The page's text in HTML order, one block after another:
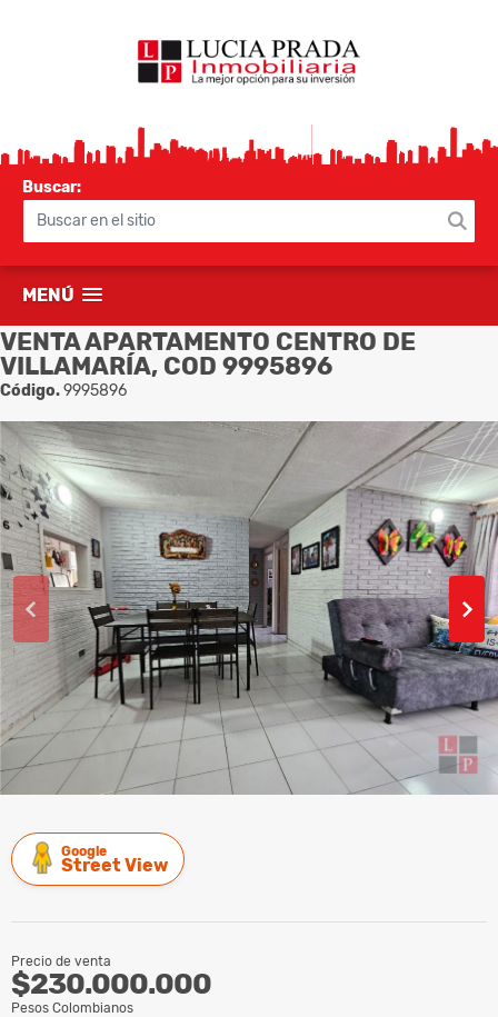
Buscar:
MENÚ
VENTA APARTAMENTO CENTRO DE
VILLAMARÍA, COD 9995896
Código.9995896
Google
Street View
Precio de venta
$230.000.000
Pesos Colombianos